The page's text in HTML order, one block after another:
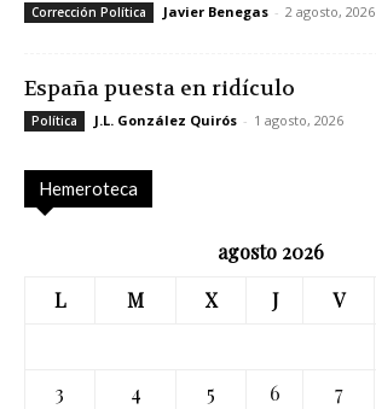
Corrección Política Javier Benegas - 2 agosto, 2026
España puesta en ridículo
Política J.L. González Quirós - 1 agosto, 2026
Hemeroteca
agosto 2026
L
M X J V
3
4 5 6 7